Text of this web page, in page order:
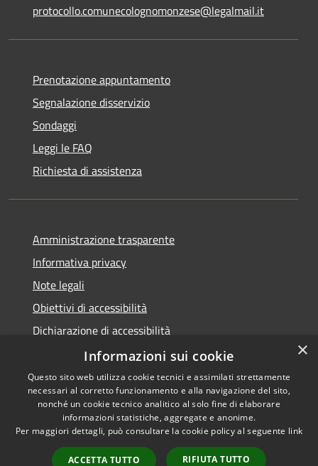
protocollo.comunecolognomonzese@legalmail.it
Prenotazione appuntamento
Segnalazione disservizio
Sondaggi
Leggi le FAQ
Richiesta di assistenza
Amministrazione trasparente
Informativa privacy
Note legali
Obiettivi di accessibilità
Dichiarazione di accessibilità
Open Data
RSS
Accessibilità
Copyright © 2026 • Comune di
Cologno Monzese • Powered
byMunicipium Accesso
×
Informazioni sui cookie
Questo sito web utilizza cookie tecnici e assimilati strettamente
necessari al corretto funzionamento e alla navigazione del sito,
nonché un cookie tecnico analitico al solo fine di elaborare
informazioni statistiche, aggregate e anonime.
Per maggiori dettagli, può consultare la cookie policy al seguente link
ACCETTA TUTTO RIFIUTA TUTTO